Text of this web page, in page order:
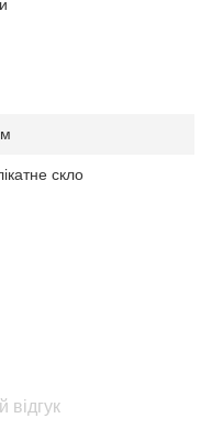
скло
відгук